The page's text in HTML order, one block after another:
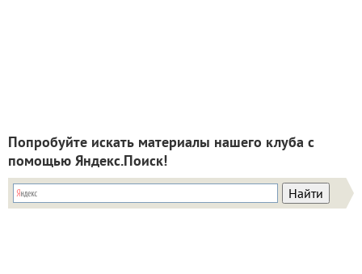
Попробуйте искать материалы нашего клуба с
помощью Яндекс.Поиск!